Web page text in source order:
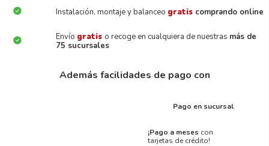
Instalación, montaje y balanceo gratis comprando online
Envío gratis o recoge en cualquiera de nuestras más de
75 sucursales
Además facilidades de pago con
Pago en sucursal
¡Pago a meses con
tarjetas de crédito!